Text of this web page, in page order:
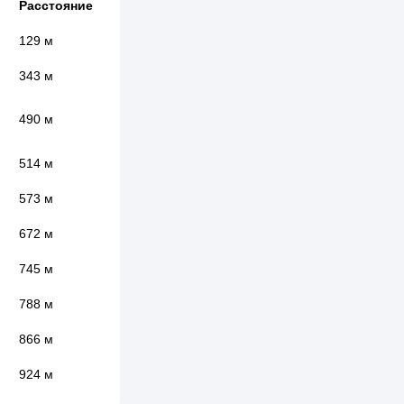
Расстояние
129 м
343 м
490 м
514 м
573 м
672 м
745 м
788 м
866 м
924 м